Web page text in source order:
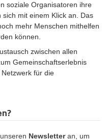
soziale Organisatoren ihre
mit einem Klick an. Das
mehr Menschen mithelfen
können.
zwischen allen
Gemeinschaftserlebnis
für die
Newsletteran, um